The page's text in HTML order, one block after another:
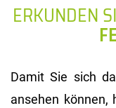
ERKUNDEN
Damit Sie sich
ansehen können,